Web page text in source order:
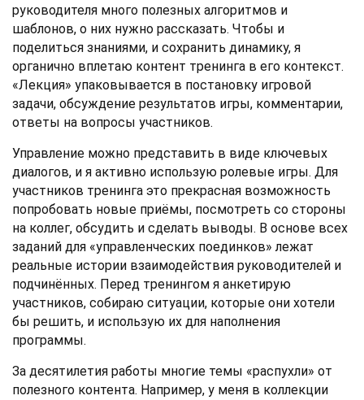
руководителя много полезных алгоритмов и
шаблонов, о них нужно рассказать. Чтобы и
поделиться знаниями, и сохранить динамику, я
органично вплетаю контент тренинга в его контекст.
«Лекция» упаковывается в постановку игровой
задачи, обсуждение результатов игры, комментарии,
ответы на вопросы участников.
Управление можно представить в виде ключевых
диалогов, и я активно использую ролевые игры. Для
участников тренинга это прекрасная возможность
попробовать новые приёмы, посмотреть со стороны
на коллег, обсудить и сделать выводы. В основе всех
заданий для «управленческих поединков» лежат
реальные истории взаимодействия руководителей и
подчинённых. Перед тренингом я анкетирую
участников, собираю ситуации, которые они хотели
бы решить, и использую их для наполнения
программы.
За десятилетия работы многие темы «распухли» от
полезного контента. Например, у меня в коллекции